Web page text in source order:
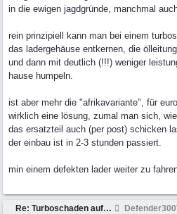
in die ewigen jagdgründe, manchmal
rein prinzipiell kann man bei einem
das ladergehäuse entkernen, die
und dann mit deutlich (!!!) weniger
hause humpeln.
ist aber mehr die "afrikavariante", für
wirklich eine lösung, zumal man sich,
das ersatzteil auch (per post) schicken
der einbau ist in 2-3 stunden passiert.
min einem defekten lader weiter zu
Re: Turboschaden auf der Urlaubsfahrt....